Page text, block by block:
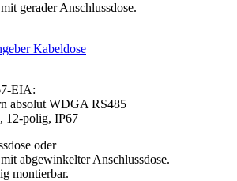
gerader Anschlussdose.
EIA:
absolut WDGA RS485
12-polig, IP67
oder
abgewinkelter Anschlussdose.
montierbar.